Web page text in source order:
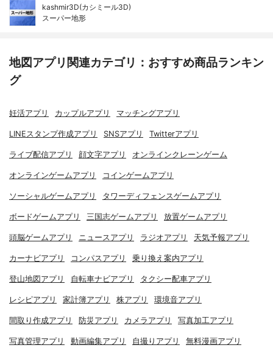
kashmir3D(カシミール3D)
スーパー地形
地図アプリ関連カテゴリ：おすすめ商品ランキン
グ
妊活アプリ カップルアプリ マッチングアプリ
LINEスタンプ作成アプリ SNSアプリ Twitterアプリ
ライブ配信アプリ 顔文字アプリ オンラインクレーンゲーム
オンラインゲームアプリ コインゲームアプリ
ソーシャルゲームアプリ タワーディフェンスゲームアプリ
ボードゲームアプリ 三国志ゲームアプリ 放置ゲームアプリ
頭脳ゲームアプリ ニュースアプリ ラジオアプリ 天気予報アプリ
カーナビアプリ コンパスアプリ 乗り換え案内アプリ
登山地図アプリ 自転車ナビアプリ タクシー配車アプリ
レシピアプリ 家計簿アプリ 株アプリ 環境音アプリ
間取り作成アプリ 防災アプリ カメラアプリ 写真加工アプリ
写真管理アプリ 動画編集アプリ 自撮りアプリ 無料漫画アプリ